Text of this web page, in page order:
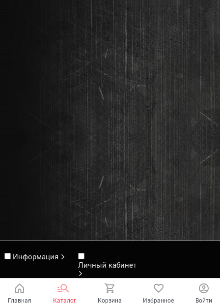
Информация
Личный кабинет
Главная Каталог Корзина Избранное Войти